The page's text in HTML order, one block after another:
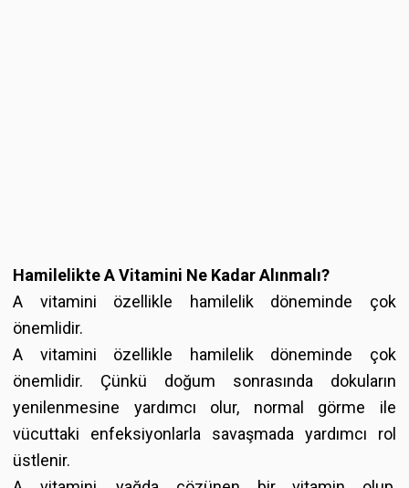
Hamilelikte A Vitamini Ne Kadar Alınmalı?
A vitamini özellikle hamilelik döneminde çok
önemlidir.
A vitamini özellikle hamilelik döneminde çok
önemlidir. Çünkü doğum sonrasında dokuların
yenilenmesine yardımcı olur, normal görme ile
vücuttaki enfeksiyonlarla savaşmada yardımcı rol
üstlenir.